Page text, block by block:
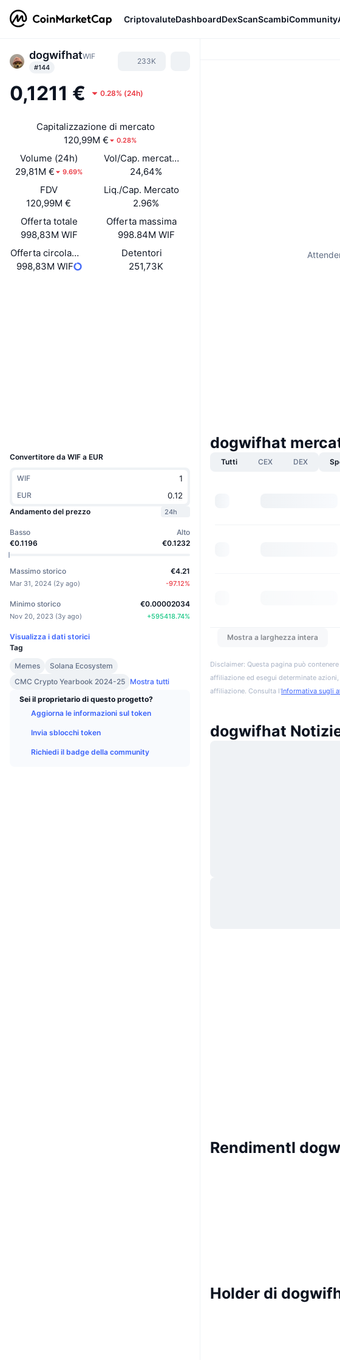
CriptovaluteDashboardDexScanScambiCommunity
dogwifhatWIF
#144
233K
0,1211 € 0.28% (24h)
Capitalizzazione di mercato
120,99M €
0.28%
Volume (24h)
29,81M €
9.69%
Vol/Cap. mercato (24h)
24,64%
FDV
120,99M €
Liq./Cap. Mercato
2.96%
Offerta totale
998,83M WIF
Offerta massima
998.84M WIF
Offerta circolante
998,83M WIF
Detentori
251,73K
Convertitore da WIF a EUR
WIF
EUR
Andamento del prezzo
24h
Basso
€0.1196
Alto
€0.1232
Massimo storico
Mar 31, 2024 (2y ago)
€4.21
-97.12%
Minimo storico
Nov 20, 2023 (3y ago)
€0.00002034
+595418.74%
Visualizza i dati storici
Tag
Memes
Solana Ecosystem
CMC Crypto Yearbook 2024-25 Mostra tutti
Sei il proprietario di questo progetto?
Aggiorna le informazioni sul token
Invia sblocchi token
Richiedi il badge della community
dogwifhat
Tutti CEX DEX
Mostra a larghezza intera
Disclaimer: Questa pagina può
affiliazione ed esegui determinate
affiliazione. Consulta l'Informativa sugli
dogwifhat
RendimentI
Holder di